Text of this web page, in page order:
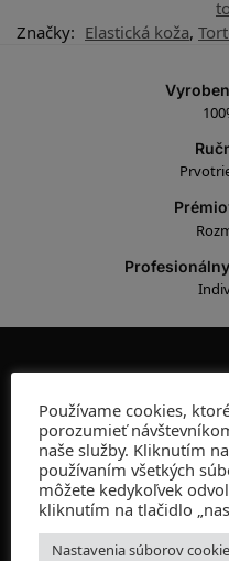
Značky: Elastická koža,
Kamenná predajňa:
Gorkého 10, 811 01
OTVÁRACIE HODINY:
PO-PIA 10:00-19:00
NE ZATVORENÉ
Používame cookies,
porozumieť
naše služby. Kliknutím
používaním všetkých
môžete kedykoľvek
kliknutím na tlačidlo
Nastavenia súborov